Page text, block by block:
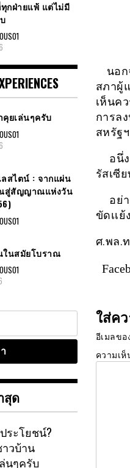
นอก
สภาผู้
เห็นค
การล
สหรัฐ
อนึ่ง
รัสเซี
อย่า
ขัดเเ
ศ.พล.
ใส่ค
อีเมลข
ความเห็
กฝ่ายแพ้ แต่ไม่มี
คุยเล่นๆครับ
ลสไตน์ : จากแผ่น
สู่สัญญาณแห่งวัน
ในสมัยโบราณ
สุด
ระโยชน์?
วบ้าน
นๆครับ